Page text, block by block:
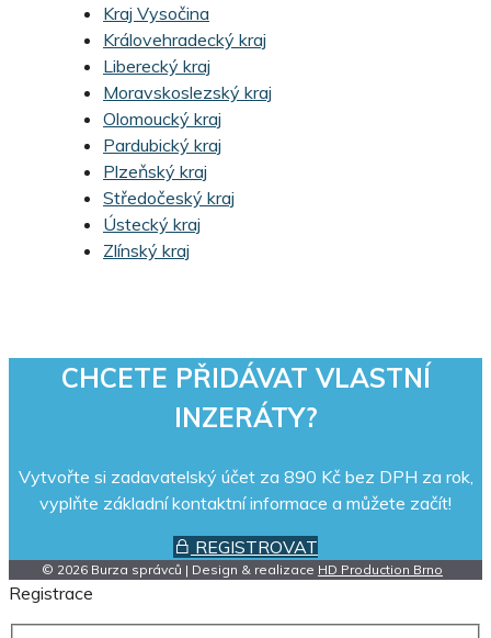
Kraj Vysočina
Královehradecký kraj
Liberecký kraj
Moravskoslezský kraj
Olomoucký kraj
Pardubický kraj
Plzeňský kraj
Středočeský kraj
Ústecký kraj
Zlínský kraj
CHCETE PŘIDÁVAT VLASTNÍ
INZERÁTY?
Vytvořte si zadavatelský účet za 890 Kč bez DPH za rok,
vyplňte základní kontaktní informace a můžete začít!
REGISTROVAT
© 2026 Burza správců | Design & realizace HD Production Brno
Registrace